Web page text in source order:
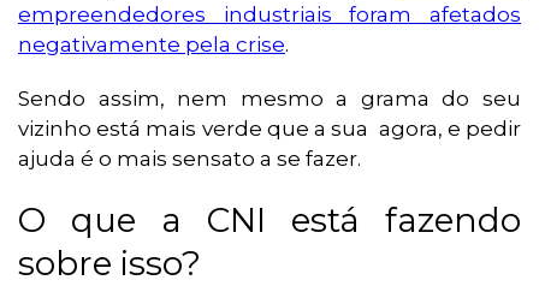
empreendedores industriais foram afetados
negativamente pela crise.
Sendo assim, nem mesmo a grama do seu
vizinho está mais verde que a sua agora, e pedir
ajuda é o mais sensato a se fazer.
O que a CNI está fazendo
sobre isso?